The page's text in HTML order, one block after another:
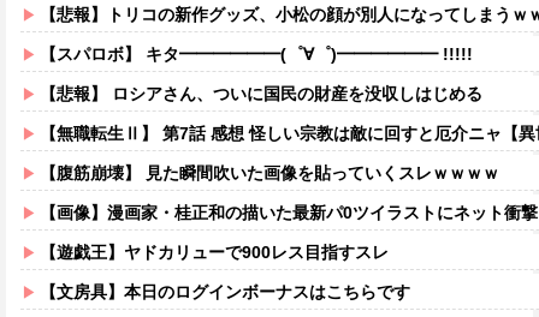
【悲報】トリコの新作グッズ、小松の顔が別人になってしまうｗ
【スパロボ】 キタ━━━━━━(゜∀゜)━━━━━━ !!!!!
【悲報】 ロシアさん、ついに国民の財産を没収しはじめる
【無職転生Ⅱ】 第7話 感想 怪しい宗教は敵に回すと厄介ニャ【
【腹筋崩壊】 見た瞬間吹いた画像を貼っていくスレｗｗｗｗ
【画像】漫画家・桂正和の描いた最新パ0ツイラストにネット衝撃「この質感
【遊戯王】ヤドカリューで900レス目指すスレ
【文房具】本日のログインボーナスはこちらです